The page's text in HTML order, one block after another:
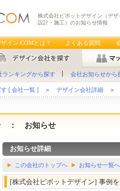
株式会社ピボットデザイン（デザ
設計・施工）のお知らせ情報
イン.COMとは？ よくある質問
ランキングから探す 会社お知らせから
[ 会社一覧 ] ＞ デザイン会社詳細 ＞
： お知らせ
お知らせ詳細
この会社のトップへ お知らせ一覧へ
[株式会社ピボットデザイン] 事例